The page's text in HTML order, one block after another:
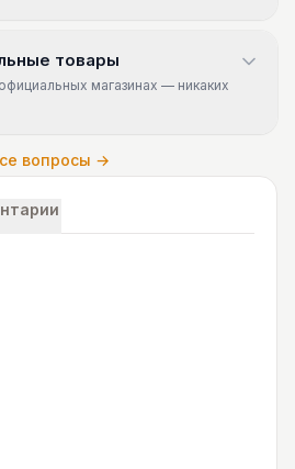
товары
магазинах — никаких
вопросы →